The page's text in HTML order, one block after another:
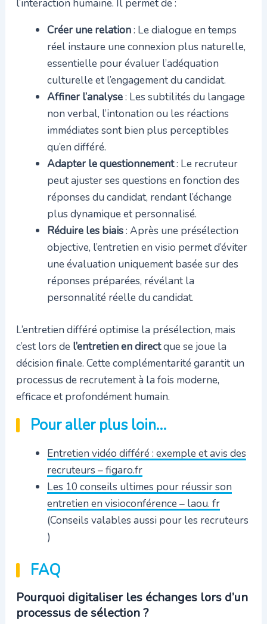
l’interaction humaine. Il permet de :
Créer une relation: Le dialogue en temps
réel instaure une connexion plus naturelle,
essentielle pour évaluer l’adéquation
culturelle et l’engagement du candidat.
Affiner l’analyse: Les subtilités du langage
non verbal, l’intonation ou les réactions
immédiates sont bien plus perceptibles
qu’en différé.
Adapter le questionnement: Le recruteur
peut ajuster ses questions en fonction des
réponses du candidat, rendant l’échange
plus dynamique et personnalisé.
Réduire les biais: Après une présélection
objective, l’entretien en visio permet d’éviter
une évaluation uniquement basée sur des
réponses préparées, révélant la
personnalité réelle du candidat.
L’entretien différé optimise la présélection, mais
c’est lors de l’entretien en directque se joue la
décision finale. Cette complémentarité garantit un
processus de recrutement à la fois moderne,
efficace et profondément humain.
Pour aller plus loin…
Entretien vidéo différé : exemple et avis des
recruteurs – figaro.fr
Les 10 conseils ultimes pour réussir son
entretien en visioconférence – laou. fr
(Conseils valables aussi pour les recruteurs
)
FAQ
Pourquoi digitaliser les échanges lors d’un
processus de sélection ?